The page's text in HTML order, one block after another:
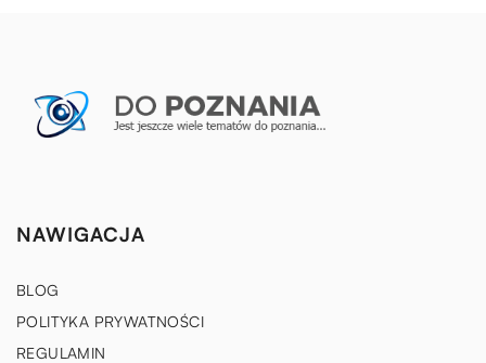
NAWIGACJA
BLOG
POLITYKA PRYWATNOŚCI
REGULAMIN